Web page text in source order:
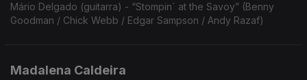
Mário Delgado (guitarra) - “Stompin´ at the Savoy” (Benny
Goodman / Chick Webb / Edgar Sampson / Andy Razaf)
Madalena Caldeira